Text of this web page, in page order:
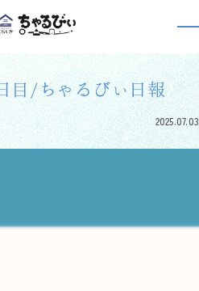
>
んの日報
/ちゃるびぃ日報
2025.07.03